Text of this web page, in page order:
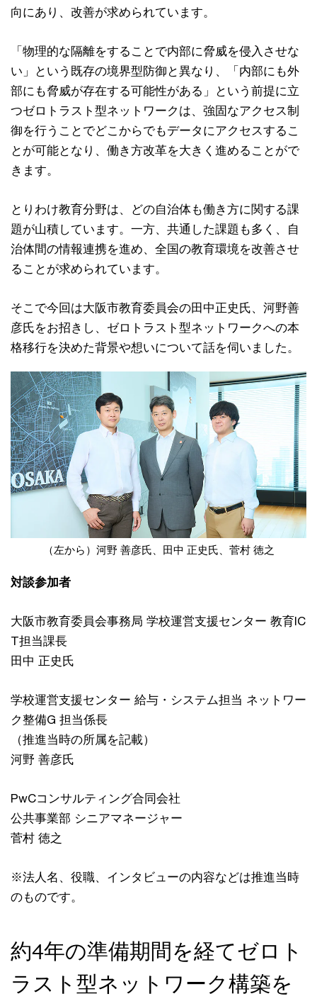
向にあり、改善が求められています。
「物理的な隔離をすることで内部に脅威を侵入させな
い」という既存の境界型防御と異なり、「内部にも外
部にも脅威が存在する可能性がある」という前提に立
つゼロトラスト型ネットワークは、強固なアクセス制
御を行うことでどこからでもデータにアクセスするこ
とが可能となり、働き方改革を大きく進めることがで
きます。
とりわけ教育分野は、どの自治体も働き方に関する課
題が山積しています。一方、共通した課題も多く、自
治体間の情報連携を進め、全国の教育環境を改善させ
ることが求められています。
そこで今回は大阪市教育委員会の田中正史氏、河野善
彦氏をお招きし、ゼロトラスト型ネットワークへの本
格移行を決めた背景や想いについて話を伺いました。
（左から）河野 善彦氏、田中 正史氏、菅村 徳之
対談参加者
大阪市教育委員会事務局 学校運営支援センター 教育IC
T担当課長
田中 正史氏
学校運営支援センター 給与・システム担当 ネットワー
ク整備G 担当係長
（推進当時の所属を記載）
河野 善彦氏
PwCコンサルティング合同会社
公共事業部 シニアマネージャー
菅村 徳之
※法人名、役職、インタビューの内容などは推進当時
のものです。
約4年の準備期間を経てゼロト
ラスト型ネットワーク構築を